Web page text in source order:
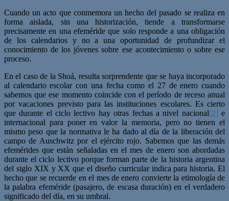
Cuando un acto que conmemora un hecho del pasado se realiza en
forma aislada, sin una historización, tiende a transformarse
precisamente en una efeméride que solo responde a una obligación
de los calendarios y no a una oportunidad de profundizar el
conocimiento de los jóvenes sobre ese acontecimiento o sobre ese
proceso.
En el caso de la Shoá, resulta sorprendente que se haya incorporado
al calendario escolar con una fecha como el 27 de enero cuando
sabemos que ese momento coincide con el período de receso anual
por vacaciones previsto para las instituciones escolares. Es cierto
que durante el ciclo lectivo hay otras fechas a nivel nacional[2] e
internacional para poner en valor la memoria, pero no tienen el
mismo peso que la normativa le ha dado al día de la liberación del
campo de Auschwitz por el ejército rojo. Sabemos que las demás
efemérides que están señaladas en el mes de enero son abordadas
durante el ciclo lectivo porque forman parte de la historia argentina
del siglo XIX y XX que el diseño curricular indica para historia. El
hecho que se recuerde en el mes de enero convierte la etimología de
la palabra efeméride (pasajero, de escasa duración) en el verdadero
significado del día, en su umbral.